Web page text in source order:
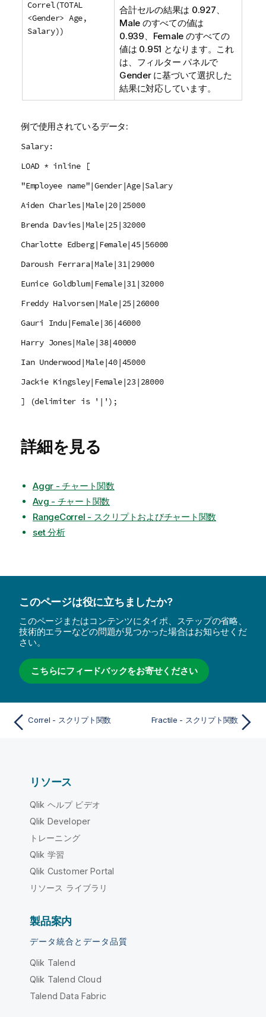
Correl(TOTAL
<Gender> Age,
Salary))
合計セルの結果は 0.927、
Male のすべての値は
0.939、 Female のすべての
値は 0.951 となります。これ
は、フィルター パネルで
Genderに基づいて選択した
結果に対応しています。
例で使用されているデータ:
Salary:
LOAD * inline [
"Employee name"|Gender|Age|Salary
Aiden Charles|Male|20|25000
Brenda Davies|Male|25|32000
Charlotte Edberg|Female|45|56000
Daroush Ferrara|Male|31|29000
Eunice Goldblum|Female|31|32000
Freddy Halvorsen|Male|25|26000
Gauri Indu|Female|36|46000
Harry Jones|Male|38|40000
Ian Underwood|Male|40|45000
Jackie Kingsley|Female|23|28000
] (delimiter is '|');
詳細を見る
Aggr - チャート関数
Avg - チャート関数
RangeCorrel - スクリプトおよびチャート関数
set 分析
このページは役に立ちましたか?
このページまたはコンテンツにタイポ、ステップの省略、
技術的エラーなどの問題が見つかった場合はお知らせくだ
さい。
こちらにフィードバックをお寄せください
Correl - スクリプト関数 Fractile - スクリプト関数
リソース
Qlik ヘルプ ビデオ
Qlik Developer
トレーニング
Qlik 学習
Qlik Customer Portal
リソース ライブラリ
製品案内
データ統合とデータ品質
Qlik Talend
Qlik Talend Cloud
Talend Data Fabric